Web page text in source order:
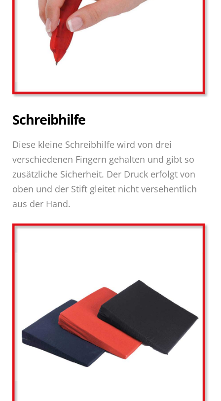
Schreibhilfe
Diese kleine Schreibhilfe wird von drei
verschiedenen Fingern gehalten und gibt so
zusätzliche Sicherheit. Der Druck erfolgt von
oben und der Stift gleitet nicht versehentlich
aus der Hand.